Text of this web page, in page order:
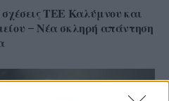
ΤΕΕ Καλύμνου και
– Νέα σκληρή απάντηση